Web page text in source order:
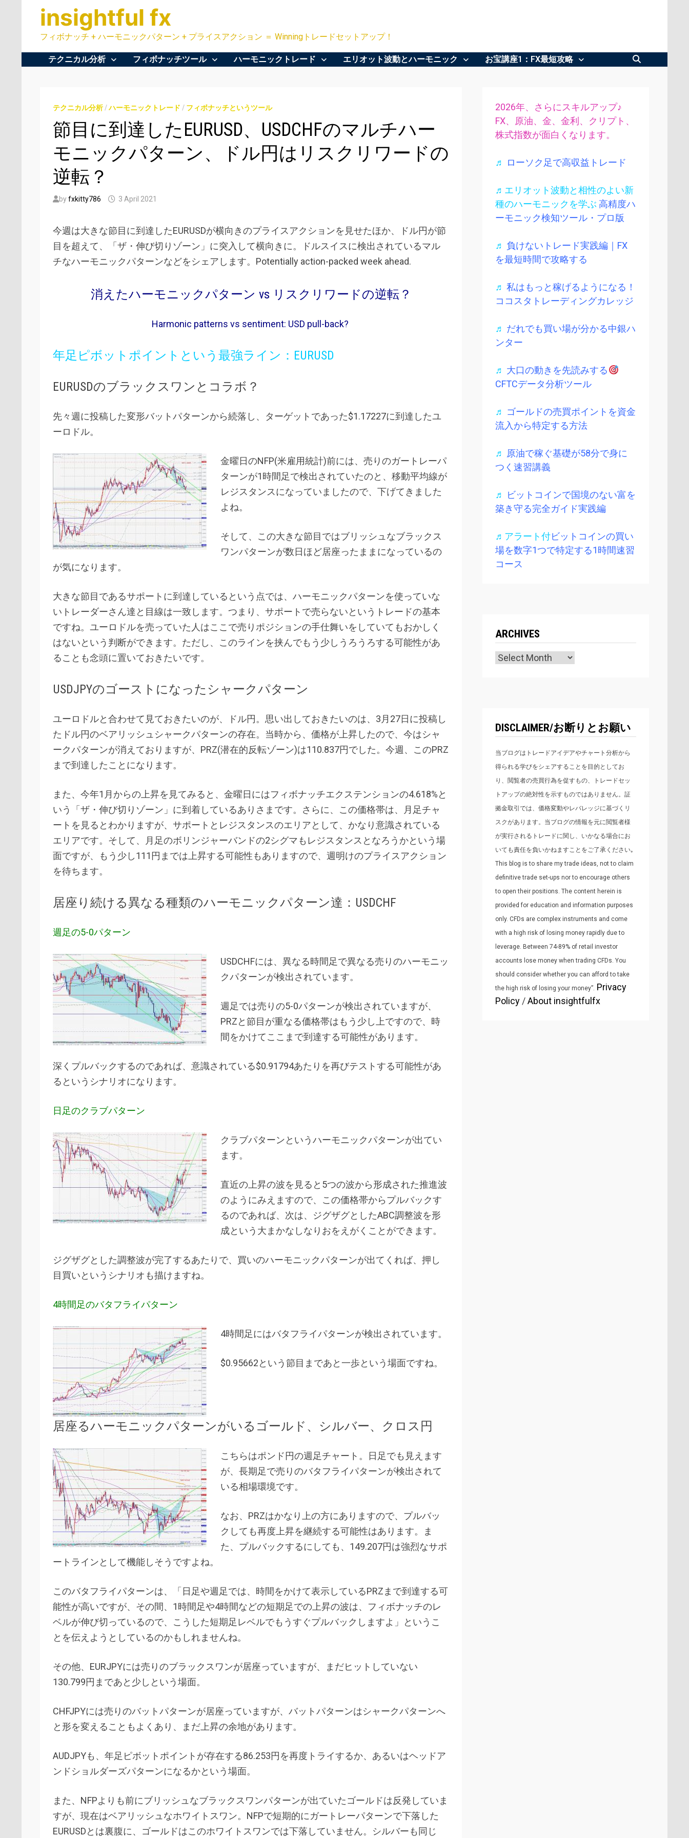
content
insightful fx
フィボナッチ + ハーモニックパターン + プライスアクション ＝ Winningトレードセットアップ！
テクニカル分析 フィボナッチツール ハーモニックトレード エリオット波動とハーモニック お宝講座1：FX最短攻略
テクニカル分析/ハーモニックトレード / フィボナッチというツール
節目に到達したEURUSD、USDCHFのマルチハー
モニックパターン、ドル円はリスクリワードの
逆転？
byfxkitty786 3 April 2021
今週は大きな節目に到達したEURUSDが横向きのプライスアクションを見せたほか、ドル円が節
目を超えて、「ザ・伸び切りゾーン」に突入して横向きに。ドルスイスに検出されているマル
チなハーモニックパターンなどをシェアします。Potentially action-packed week ahead.
消えたハーモニックパターン vs リスクリワードの逆転？
Harmonic patterns vs sentiment: USD pull-back?
年足ピボットポイントという最強ライン：EURUSD
EURUSDのブラックスワンとコラボ？
先々週に投稿した変形バットパターンから続落し、ターゲットであった$1.17227に到達したユ
ーロドル。
金曜日のNFP(米雇用統計)前には、売りのガートレーパ
ターンが1時間足で検出されていたのと、移動平均線が
レジスタンスになっていましたので、下げてきました
よね。
そして、この大きな節目ではブリッシュなブラックス
ワンパターンが数日ほど居座ったままになっているの
が気になります。
大きな節目であるサポートに到達しているという点では、ハーモニックパターンを使っていな
いトレーダーさん達と目線は一致します。つまり、サポートで売らないというトレードの基本
ですね。ユーロドルを売っていた人はここで売りポジションの手仕舞いをしていてもおかしく
はないという判断ができます。ただし、このラインを挟んでもう少しうろうろする可能性があ
ることも念頭に置いておきたいです。
USDJPYのゴーストになったシャークパターン
ユーロドルと合わせて見ておきたいのが、ドル円。思い出しておきたいのは、3月27日に投稿し
たドル円のベアリッシュシャークパターンの存在。当時から、価格が上昇したので、今はシャ
ークパターンが消えておりますが、PRZ(潜在的反転ゾーン)は110.837円でした。今週、このPRZ
まで到達したことになります。
また、今年1月からの上昇を見てみると、金曜日にはフィボナッチエクステンションの4.618%と
いう「ザ・伸び切りゾーン」に到着しているありさまです。さらに、この価格帯は、月足チャ
ートを見るとわかりますが、サポートとレジスタンスのエリアとして、かなり意識されている
エリアです。そして、月足のボリンジャーバンドの2シグマもレジスタンスとなろうかという場
面ですが、もう少し111円までは上昇する可能性もありますので、週明けのプライスアクション
を待ちます。
居座り続ける異なる種類のハーモニックパターン達：USDCHF
週足の5-0パターン
USDCHFには、異なる時間足で異なる売りのハーモニッ
クパターンが検出されています。
週足では売りの5-0パターンが検出されていますが、
PRZと節目が重なる価格帯はもう少し上ですので、時
間をかけてここまで到達する可能性があります。
深くプルバックするのであれば、意識されている$0.91794あたりを再びテストする可能性があ
るというシナリオになります。
日足のクラブパターン
クラブパターンというハーモニックパターンが出てい
ます。
直近の上昇の波を見ると5つの波から形成された推進波
のようにみえますので、この価格帯からプルバックす
るのであれば、次は、ジグザグとしたABC調整波を形
成という大まかなしなりおをえがくことができます。
ジグザグとした調整波が完了するあたりで、買いのハーモニックパターンが出てくれば、押し
目買いというシナリオも描けますね。
4時間足のバタフライパターン
4時間足にはバタフライパターンが検出されています。
$0.95662という節目まであと一歩という場面ですね。
居座るハーモニックパターンがいるゴールド、シルバー、クロス円
こちらはポンド円の週足チャート。日足でも見えます
が、長期足で売りのバタフライパターンが検出されて
いる相場環境です。
なお、PRZはかなり上の方にありますので、プルバッ
クしても再度上昇を継続する可能性はあります。ま
た、プルバックするにしても、149.207円は強烈なサポ
ートラインとして機能しそうですよね。
このバタフライパターンは、「日足や週足では、時間をかけて表示しているPRZまで到達する可
能性が高いですが、その間、1時間足や4時間などの短期足での上昇の波は、フィボナッチのレ
ベルが伸び切っているので、こうした短期足レベルでもうすぐプルバックしますよ」というこ
とを伝えようとしているのかもしれませんね。
その他、EURJPYには売りのブラックスワンが居座っていますが、まだヒットしていない
130.799円まであと少しという場面。
CHFJPYには売りのバットパターンが居座っていますが、バットパターンはシャークパターンへ
と形を変えることもよくあり、まだ上昇の余地があります。
AUDJPYも、年足ピボットポイントが存在する86.253円を再度トライするか、あるいはヘッドア
ンドショルダーズパターンになるかという場面。
また、NFPよりも前にブリッシュなブラックスワンパターンが出ていたゴールドは反発していま
すが、現在はベアリッシュなホワイトスワン。NFPで短期的にガートレーパターンで下落した
EURUSDとは裏腹に、ゴールドはこのホワイトスワンでは下落していません。シルバーも同じ
2026年、さらにスキルアップ♪
FX、原油、金、金利、クリプト、
株式指数が面白くなります。
♬ ローソク足で高収益トレード
♬エリオット波動と相性のよい新
種のハーモニックを学ぶ 高精度ハ
ーモニック検知ツール・プロ版
♬ 負けないトレード実践編｜FX
を最短時間で攻略する
♬ 私はもっと稼げるようになる！
ココスタトレーディングカレッジ
♬ だれでも買い場が分かる中銀ハ
ンター
♬ 大口の動きを先読みする
CFTCデータ分析ツール
♬ ゴールドの売買ポイントを資金
流入から特定する方法
♬ 原油で稼ぐ基礎が58分で身に
つく速習講義
♬
ビットコインで国境のない富を
築き守る完全ガイド実践編
♬アラート付ビットコインの買い
場を数字1つで特定する1時間速習
コース
ARCHIVES
Archives
DISCLAIMER/お断りとお願い
当ブログはトレードアイデアやチャート分析から
得られる学びをシェアすることを目的としてお
り、閲覧者の売買行為を促すもの、トレードセッ
トアップの絶対性を示すものではありません。証
拠金取引では、価格変動やレバレッジに基づくリ
スクがあります。当ブログの情報を元に閲覧者様
が実行されるトレードに関し、いかなる場合にお
いても責任を負いかねますことをご了承ください｡
This blog is to share my trade ideas, not to claim
definitive trade set-ups nor to encourage others
to open their positions. The content herein is
provided for education and information purposes
only. CFDs are complex instruments and come
with a high risk of losing money rapidly due to
leverage. Between 74-89% of retail investor
accounts lose money when trading CFDs. You
should consider whether you can afford to take
the high risk of losing your money”. Privacy
Policy /About insightfulfx